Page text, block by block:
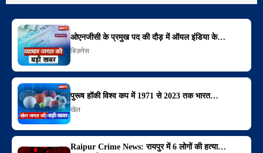
ओएनजीसी के प्रमुख पद की दौड़ में ऑयल इंडिया के…
बिज़नेस
पुरूष हॉकी विश्व कप में 1971 से 2023 तक भारत…
खेल
Raipur Crime News: रायपुर में 6 लोगों की हत्या…